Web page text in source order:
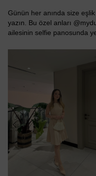
Günün her anında size
yazın. Bu özel anları
ailesinin selfie panosunda